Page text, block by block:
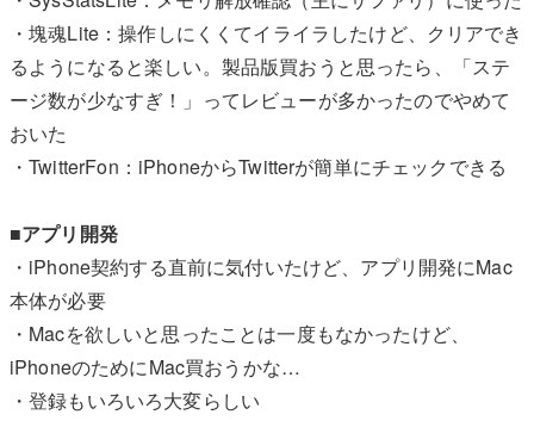
・塊魂Lite：操作しにくくてイライラしたけど、クリアでき
るようになると楽しい。製品版買おうと思ったら、「ステ
ージ数が少なすぎ！」ってレビューが多かったのでやめて
おいた
・TwitterFon：iPhoneからTwitterが簡単にチェックできる
■アプリ開発
・iPhone契約する直前に気付いたけど、アプリ開発にMac
本体が必要
・Macを欲しいと思ったことは一度もなかったけど、
iPhoneのためにMac買おうかな…
・登録もいろいろ大変らしい